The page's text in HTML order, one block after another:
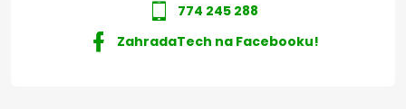
774 245 288
ZahradaTech na Facebooku!